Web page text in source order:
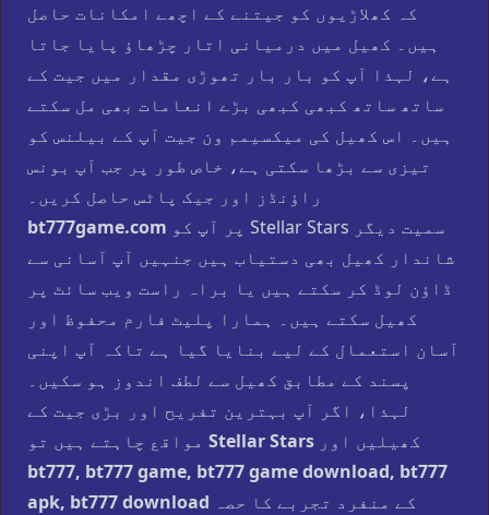
کہ کھلاڑیوں کو جیتنے کے اچھے امکانات حاصل
ہیں۔ کھیل میں درمیانی اتار چڑھاؤ پایا جاتا
ہے، لہذا آپ کو بار بار تھوڑی مقدار میں جیت کے
ساتھ ساتھ کبھی کبھی بڑے انعامات بھی مل سکتے
ہیں۔ اس کھیل کی میکسیمم ون جیت آپ کے بیلنس کو
تیزی سے بڑھا سکتی ہے، خاص طور پر جب آپ بونس
راؤنڈز اور جیک پاٹس حاصل کریں۔
bt777game.com
شاندار کھیل بھی دستیاب ہیں جنہیں آپ آسانی سے
ڈاؤن لوڈ کر سکتے ہیں یا براہ راست ویب سائٹ پر
کھیل سکتے ہیں۔ ہمارا پلیٹ فارم محفوظ اور
آسان استعمال کے لیے بنایا گیا ہے تاکہ آپ اپنی
پسند کے مطابق کھیل سے لطف اندوز ہو سکیں۔
لہذا، اگر آپ بہترین تفریح اور بڑی جیت کے
Stellar Stars کھیلیں اور
bt777, bt777 game, bt777 game download, bt777
apk, bt777 download